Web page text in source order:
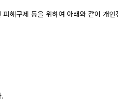
해구제 등을 위하여 아래와 같이 개인